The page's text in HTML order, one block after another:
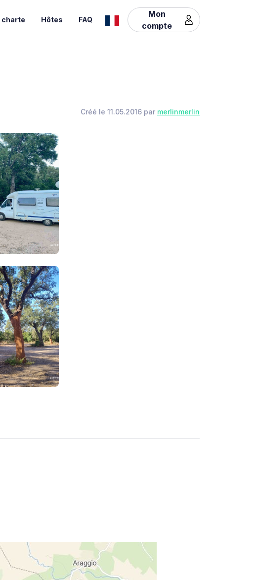
charte Hôtes FAQ
Mon
compte
Créé le 11.05.2016 par merlinmerlin